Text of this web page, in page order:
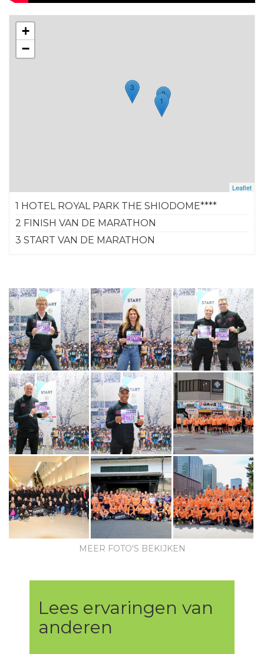
1
2
3
+
−
Leaflet
1 HOTEL ROYAL PARK THE SHIODOME****
2 FINISH VAN DE MARATHON
3 START VAN DE MARATHON
MEER FOTO'S BEKIJKEN
Lees ervaringen van
anderen